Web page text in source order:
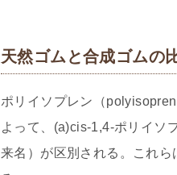
天然ゴムと合成ゴムの
ポリイソプレン（
よって、(a)cis-1,4-ポリイソ
来名）が区別される。これ